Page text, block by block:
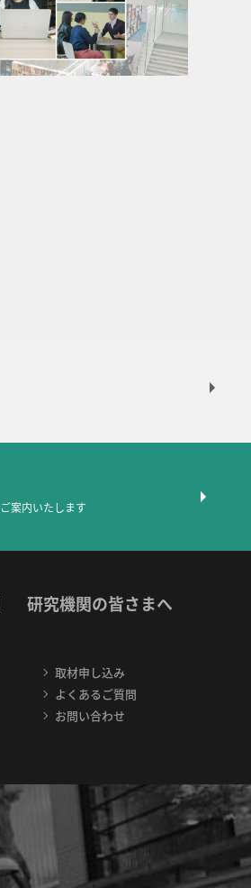
ご案内いたします
研究機関の皆さまへ
取材申し込み
よくあるご質問
お問い合わせ